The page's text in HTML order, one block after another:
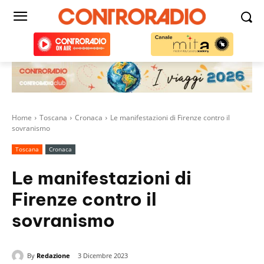
Home Toscana Cronaca
Le manifestazioni di Firenze contro il
sovranismo
Toscana Cronaca
Le manifestazioni di
Firenze contro il
sovranismo
By Redazione 3 Dicembre 2023